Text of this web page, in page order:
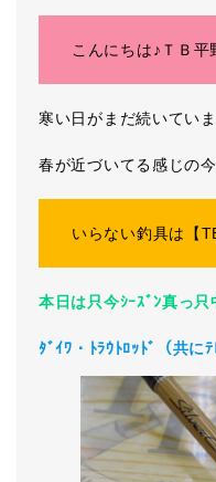
こんにちは♪ＴＢ
寒い日がまだ続いてい
春が近づいてる感じの
いらない釣具は【
本日は只今ｼｰｽﾞﾝ真っ只
ﾀﾞｲﾜ・ﾄﾗｳﾄﾛｯﾄﾞ（共にﾃ